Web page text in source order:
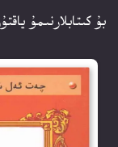
بۇ كىتابلارنىمۇ